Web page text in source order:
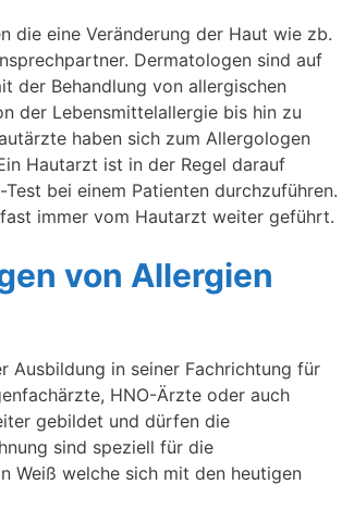
die eine Veränderung der Haut wie zb.
Dermatologen sind auf
der Behandlung von allergischen
der Lebensmittelallergie bis hin zu
haben sich zum Allergologen
Hautarzt ist in der Regel darauf
bei einem Patienten durchzuführen.
immer vom Hautarzt weiter geführt.
von Allergien
Ausbildung in seiner Fachrichtung für
HNO-Ärzte oder auch
gebildet und dürfen die
sind speziell für die
Weiß welche sich mit den heutigen